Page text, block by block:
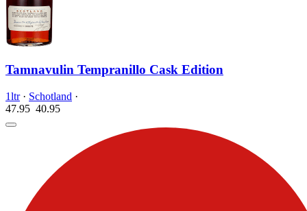
Tamnavulin Tempranillo Cask Edition
1ltr· Schotland ·
47.95 40.95